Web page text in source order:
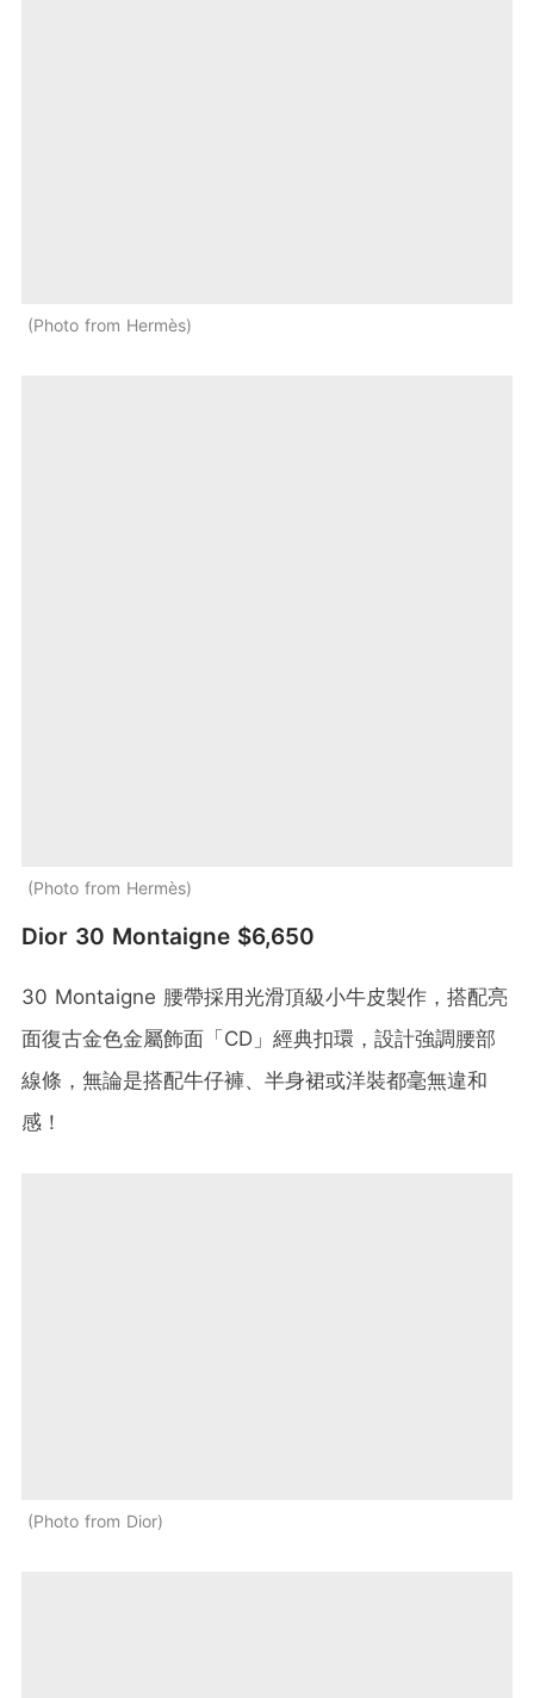
Photo from Hermès
Photo from Hermès
Dior 30 Montaigne $6,650
30 Montaigne 腰帶採用光滑頂級小牛皮製作，搭配亮
面復古金色金屬飾面「CD」經典扣環，設計強調腰部
線條，無論是搭配牛仔褲、半身裙或洋裝都毫無違和
感！
Photo from Dior